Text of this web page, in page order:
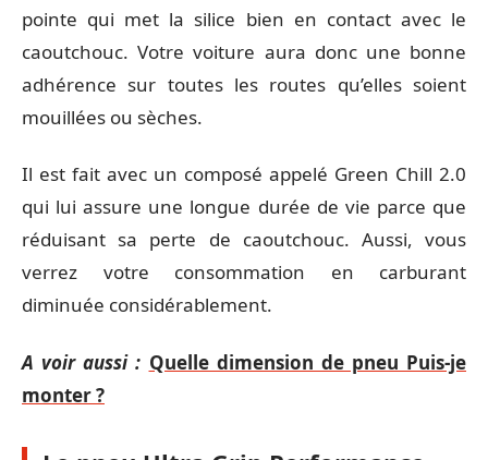
pointe qui met la silice bien en contact avec le
caoutchouc. Votre voiture aura donc une bonne
adhérence sur toutes les routes qu’elles soient
mouillées ou sèches.
Il est fait avec un composé appelé Green Chill 2.0
qui lui assure une longue durée de vie parce que
réduisant sa perte de caoutchouc. Aussi, vous
verrez votre consommation en carburant
diminuée considérablement.
A voir aussi : Quelle dimension de pneu Puis-je
monter ?